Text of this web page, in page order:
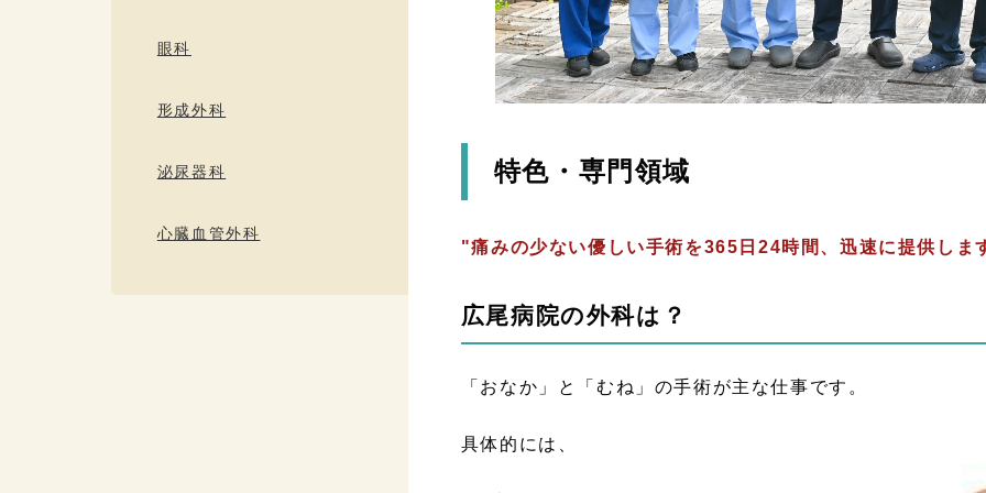
特色・専門領域
"痛みの少ない優しい手術を365日24時間、迅速に提供しま
広尾病院の外科は？
「おなか」と「むね」の手術が主な仕事です。
具体的には、
眼科
形成外科
泌尿器科
心臓血管外科